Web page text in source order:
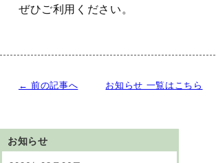
ぜひご利用ください。
← 前の記事へ お知らせ 一覧はこちら
お知らせ